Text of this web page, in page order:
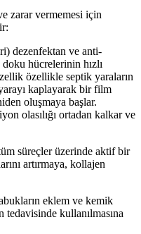
zarar vermemesi için
dezenfektan ve anti-
hücrelerinin hızlı
özellikle septik yaraların
kaplayarak bir film
oluşmaya başlar.
olasılığı ortadan kalkar ve
süreçler üzerinde aktif bir
artırmaya, kollajen
eklem ve kemik
kullanılmasına